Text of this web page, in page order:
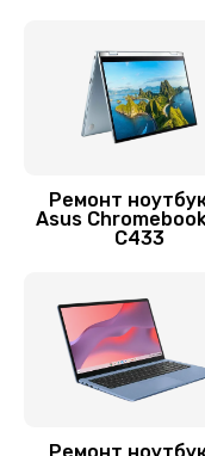
Ремонт
Asus
C433
Ремонт